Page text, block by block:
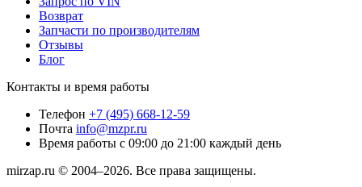
Возврат
Запчасти по производителям
Отзывы
Блог
Контакты и время работы
Телефон +7 (495) 668-12-59
Почта info@mzpr.ru
Время работы с 09:00 до 21:00 каждый день
mirzap.ru © 2004–2026. Все права защищены.